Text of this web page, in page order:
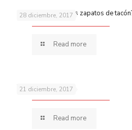
28 diciembre, 2017
¿Quieres aparcar los zapatos de
Read more
21 diciembre, 2017
Pies secos
Read more